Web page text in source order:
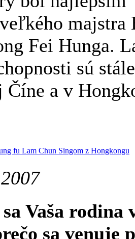
majstra
Fei Hunga.
sú
Číne a v
fu Lam Chun Singom z Hongkongu
Vaša rodina
sa venuje